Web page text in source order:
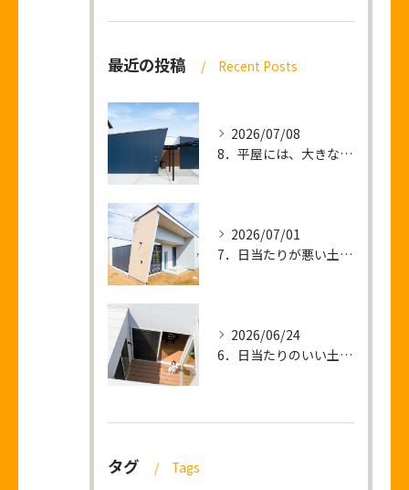
最近の投稿 Recent Posts
2026/07/08
8．平屋には、大きな土地が必要なのか？
2026/07/01
7．日当たりが悪い土地 ＝ 暗い家が建つ？
2026/06/24
6．日当たりのいい土地を買って後悔すること
タグ Tags